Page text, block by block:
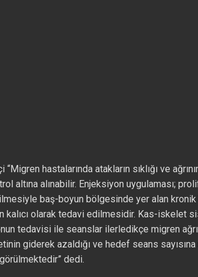
“Migren hastalarında atakların sıklığı ve
altına alınabilir. Enjeksiyon uygulaması;
baş-boyun bölgesinde yer alan kronik
kalıcı olarak tedavi edilmesidir. Kas-iskelet
tedavisi ile seanslar ilerledikçe migren
giderek azaldığı ve hedef seans sayısına
dedi.